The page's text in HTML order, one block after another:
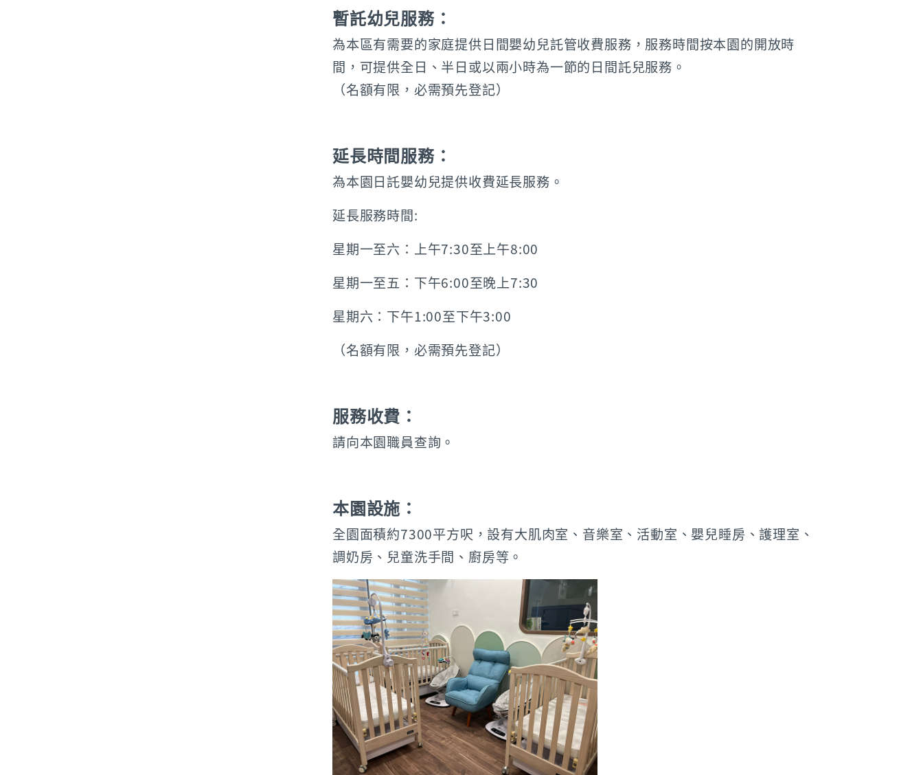
暫託幼兒服務：
為本區有需要的家庭提供日間嬰幼兒託管收費服務，服務時間按本園的開放時
間，可提供全日、半日或以兩小時為一節的日間託兒服務。
（名額有限，必需預先登記）
延長時間服務：
為本園日託嬰幼兒提供收費延長服務。
延長服務時間:
星期一至六：上午7:30至上午8:00
星期一至五：下午6:00至晚上7:30
星期六：下午1:00至下午3:00
（名額有限，必需預先登記）
服務收費：
請向本園職員查詢。
本園設施：
全園面積約7300平方呎，設有大肌肉室、音樂室、活動室、嬰兒睡房、護理室、
調奶房、兒童洗手間、廚房等。